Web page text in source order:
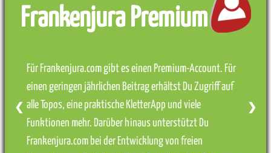
Frankenjura Premium
Für Frankenjura.com gibt es einen Premium-Account. Für
einen geringen jährlichen Beitrag erhältst Du Zugriff auf
alle Topos, eine praktische KletterApp und viele
Funktionen mehr. Darüber hinaus unterstützt Du
Frankenjura.com bei der Entwicklung von freien
❮ ❯